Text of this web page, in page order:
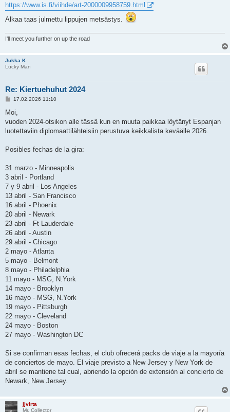
e
s
t
i
https://www.is.fi/viihde/art-2000009958759.html
Alkaa taas julmettu lippujen metsästys.
I'll meet you further on up the road
Jukka K
Lucky Man
Re: Kiertuehuhut 2024
V
e
t
i
17.02.2026 11:10
Moi,
vuoden 2024-otsikon alle tässä kun en muuta paikkaa löytänyt Espanjan
luotettaviin diplomaattilähteisiin perustuva keikkalista keväälle 2026.
Posibles fechas de la gira:
31 marzo - Minneapolis
3 abril - Portland
7 y 9 abril - Los Angeles
13 abril - San Francisco
16 abril - Phoenix
20 abril - Newark
23 abril - Ft Lauderdale
26 abril - Austin
29 abril - Chicago
2 mayo - Atlanta
5 mayo - Belmont
8 mayo - Philadelphia
11 mayo - MSG, N.York
14 mayo - Brooklyn
16 mayo - MSG, N.York
19 mayo - Pittsburgh
22 mayo - Cleveland
24 mayo - Boston
27 mayo - Washington DC
Si se confirman esas fechas, el club ofrecerá packs de viaje a la mayoría
de conciertos de mayo. El viaje previsto a New Jersey y New York de
abril se mantiene tal cual, abriendo la opción de extensión al concierto de
Newark, New Jersey.
jjvirta
Mr. Collector